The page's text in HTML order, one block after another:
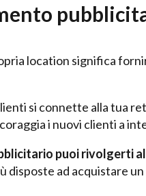
location significa
si connette alla tua
i nuovi clienti a
puoi rivolgerti
disposte ad acquistare